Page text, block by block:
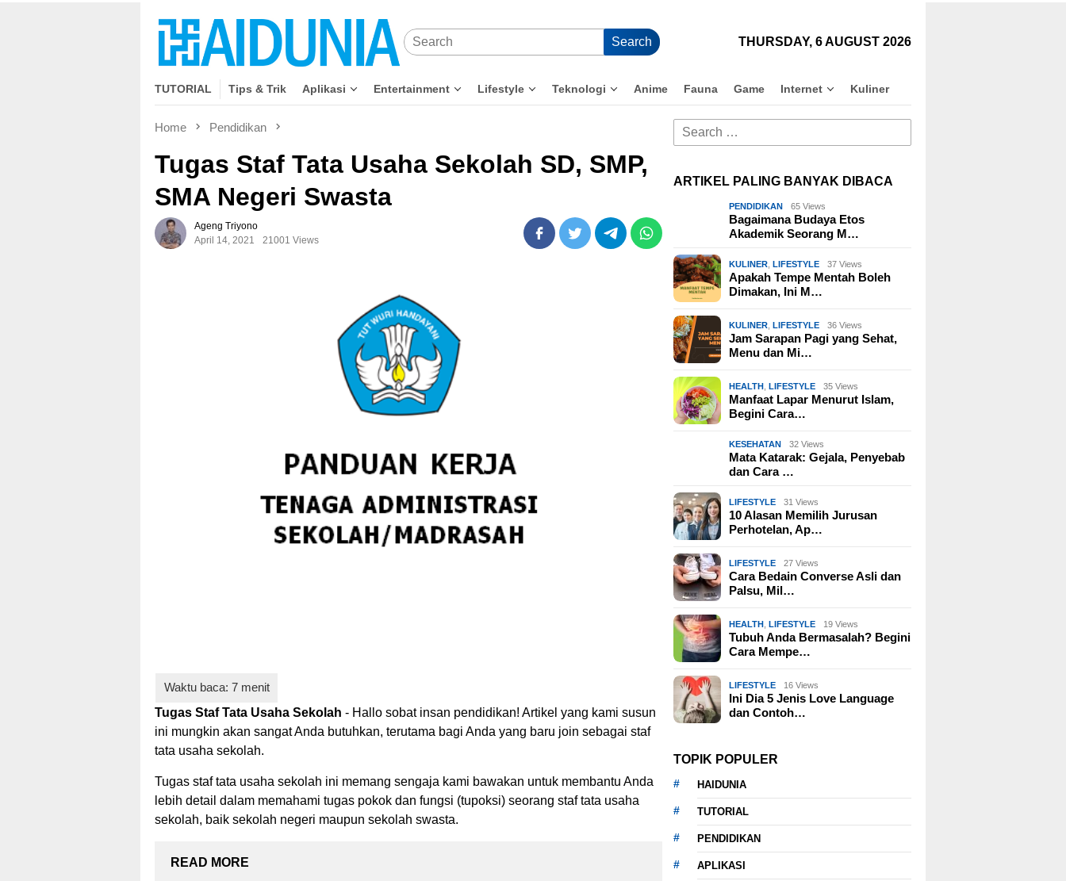
content
Search THURSDAY, 6 AUGUST 2026
TUTORIAL Tips & Trik Aplikasi Entertainment Lifestyle Teknologi Anime Fauna Game Internet Kuliner
Home Pendidikan
Tugas Staf Tata Usaha Sekolah SD, SMP,
SMA Negeri Swasta
Ageng Triyono
April 14, 2021
21001 Views
Tugas Staf Tata Usaha Sekolah - Hallo sobat insan pendidikan! Artikel yang kami susun
ini mungkin akan sangat Anda butuhkan, terutama bagi Anda yang baru join sebagai staf
tata usaha sekolah.
Tugas staf tata usaha sekolah ini memang sengaja kami bawakan untuk membantu Anda
lebih detail dalam memahami tugas pokok dan fungsi (tupoksi) seorang staf tata usaha
sekolah, baik sekolah negeri maupun sekolah swasta.
READ MORE
Search
for:
ARTIKEL PALING BANYAK DIBACA
PENDIDIKAN 65 Views
Bagaimana Budaya Etos
Akademik Seorang M…
KULINER ,LIFESTYLE 37 Views
Apakah Tempe Mentah Boleh
Dimakan, Ini M…
KULINER ,LIFESTYLE 36 Views
Jam Sarapan Pagi yang Sehat,
Menu dan Mi…
HEALTH ,LIFESTYLE 35 Views
Manfaat Lapar Menurut Islam,
Begini Cara…
KESEHATAN 32 Views
Mata Katarak: Gejala, Penyebab
dan Cara …
LIFESTYLE 31 Views
10 Alasan Memilih Jurusan
Perhotelan, Ap…
LIFESTYLE 27 Views
Cara Bedain Converse Asli dan
Palsu, Mil…
HEALTH ,LIFESTYLE 19 Views
Tubuh Anda Bermasalah? Begini
Cara Mempe…
LIFESTYLE 16 Views
Ini Dia 5 Jenis Love Language
dan Contoh…
TOPIK POPULER
HAIDUNIA
TUTORIAL
PENDIDIKAN
APLIKASI